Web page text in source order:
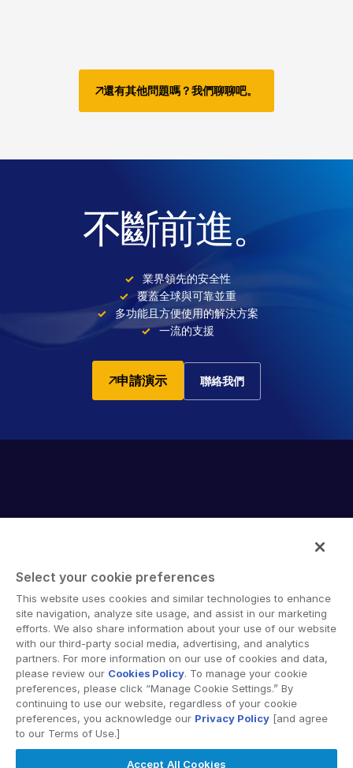
還有其他問題嗎？我們聊聊吧。
不斷前進。
申請演示 聯絡我們
業界領先的安全性
覆蓋全球與可靠並重
多功能且方便使用的解決方案
一流的支援
Intralinks provides secure collaboration software and
secure online document sharing solutions that enable
enterprise collaboration across organizational, corporate
and geographical boundaries. Intralinks’ secure platform
provides tools for file sync and secure file-sharing,
collaborative workspaces and virtual data room (VDR)
solutions.
Select your cookie preferences
This website uses cookies and similar technologies to enhance
site navigation, analyze site usage, and assist in our marketing
efforts. We also share information about your use of our website
with our third-party social media, advertising, and analytics
partners. For more information on our use of cookies and data,
please review our Cookies Policy. To manage your cookie
preferences, please click “Manage Cookie Settings.” By
continuing to use our website, regardless of your cookie
preferences, you acknowledge our Privacy Policy [and agree
to our Terms of Use.]
Accept All Cookies